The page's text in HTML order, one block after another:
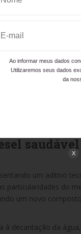
um aditivo
particularidades do
um novo
à decantação da
Ao informar meus dados
Utilizaremos seus dados
da